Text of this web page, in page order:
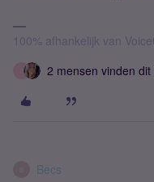
100% afhankelijk van
2 mensen vinden dit
Becs